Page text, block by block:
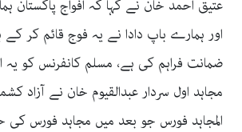
عتیق احمد خان نے کہا کہ افواج پاکستان
اور ہمارے باپ دادا نے یہ فوج قائم کر
ضمانت فراہم کی ہے، مسلم کانفرنس کو یہ
مجاہد اول سردار عبدالقیوم خان نے آزاد
المجاہد فورس جو بعد میں مجاہد فورس کی